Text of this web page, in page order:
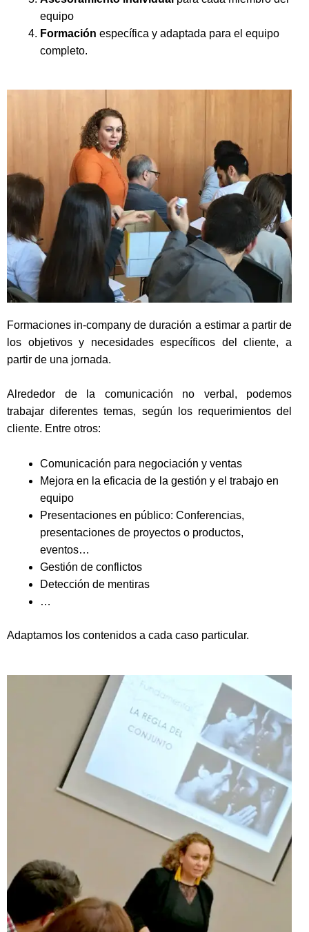
equipo
Formación específica y adaptada para el equipo
completo.
Formaciones in-company de duración a estimar a partir de
los objetivos y necesidades específicos del cliente, a
partir de una jornada.
Alrededor de la comunicación no verbal, podemos
trabajar diferentes temas, según los requerimientos del
cliente. Entre otros:
Comunicación para negociación y ventas
Mejora en la eficacia de la gestión y el trabajo en
equipo
Presentaciones en público: Conferencias,
presentaciones de proyectos o productos,
eventos…
Gestión de conflictos
Detección de mentiras
…
Adaptamos los contenidos a cada caso particular.